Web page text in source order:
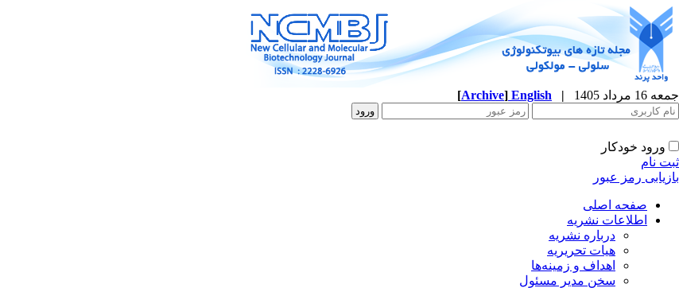
جمعه 16 مرداد 1405 |
English
[Archive]
ورود خودکار
ثبت نام
بازیابی رمز عبور
صفحه اصلی
اطلاعات نشریه
درباره نشریه
هیات تحریریه
اهداف و زمینه‌ها
سخن مدیر مسئول